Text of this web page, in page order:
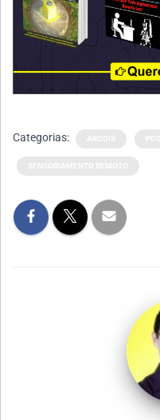
Categorias: